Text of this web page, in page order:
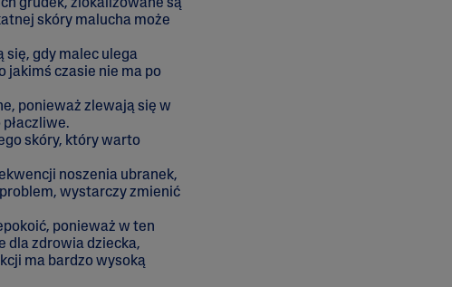
grudek, zlokalizowane są
skóry malucha może
gdy malec ulega
jakimś czasie nie ma po
ponieważ zlewają się w
skóry, który warto
noszenia ubranek,
wystarczy zmienić
ponieważ w ten
dla zdrowia dziecka,
ma bardzo wysoką